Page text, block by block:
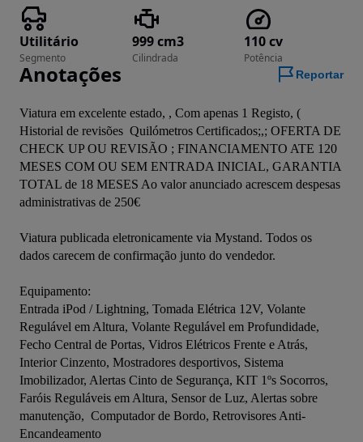
Utilitário
Segmento
999 cm3
Cilindrada
110 cv
Potência
Anotações Reportar
Viatura em excelente estado, , Com apenas 1 Registo, (
Historial de revisões  Quilómetros Certificados;,; OFERTA DE
CHECK UP OU REVISÃO ; FINANCIAMENTO ATE 120
MESES COM OU SEM ENTRADA INICIAL, GARANTIA
TOTAL de 18 MESES Ao valor anunciado acrescem despesas
administrativas de 250€
Viatura publicada eletronicamente via Mystand. Todos os
dados carecem de confirmação junto do vendedor.
Equipamento:
Entrada iPod / Lightning, Tomada Elétrica 12V, Volante
Regulável em Altura, Volante Regulável em Profundidade,
Fecho Central de Portas, Vidros Elétricos Frente e Atrás,
Interior Cinzento, Mostradores desportivos, Sistema
Imobilizador, Alertas Cinto de Segurança, KIT 1ºs Socorros,
Faróis Reguláveis em Altura, Sensor de Luz, Alertas sobre
manutenção,  Computador de Bordo, Retrovisores Anti-
Encandeamento